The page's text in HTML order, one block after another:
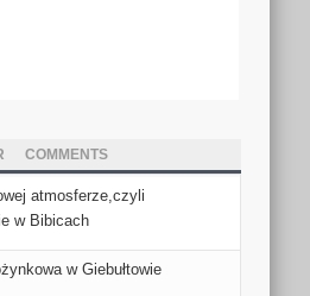
COMMENTS
atmosferze,czyli
w Bibicach
w Giebułtowie